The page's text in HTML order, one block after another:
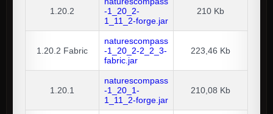
1.20.2
-1_20_2-
1_11_2-forge.jar
210 Kb
1.20.2 Fabric
naturescompass
-1_20_2-2_2_3-
fabric.jar
223,46 Kb
1.20.1
naturescompass
-1_20_1-
1_11_2-forge.jar
210,08 Kb